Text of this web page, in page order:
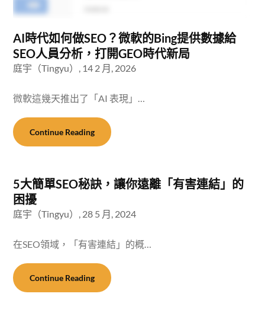
AI時代如何做SEO？微軟的Bing提供數據給
SEO人員分析，打開GEO時代新局
庭宇（Tingyu）, 14 2 月, 2026
微軟這幾天推出了「AI 表現」…
Continue Reading
5大簡單SEO秘訣，讓你遠離「有害連結」的
困擾
庭宇（Tingyu）, 28 5 月, 2024
在SEO領域，「有害連結」的概…
Continue Reading